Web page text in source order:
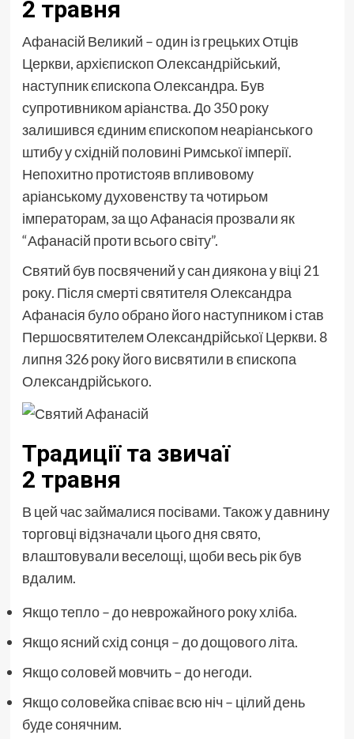
2 травня
Афанасій Великий – один із грецьких Отців
Церкви, архієпископ Олександрійський,
наступник єпископа Олександра. Був
супротивником аріанства. До 350 року
залишився єдиним єпископом неаріанського
штибу у східній половині Римської імперії.
Непохитно протистояв впливовому
аріанському духовенству та чотирьом
імператорам, за що Афанасія прозвали як
“Афанасій проти всього світу”.
Святий був посвячений у сан диякона у віці 21
року. Після смерті святителя Олександра
Афанасія було обрано його наступником і став
Першосвятителем Олександрійської Церкви. 8
липня 326 року його висвятили в єпископа
Олександрійського.
Традиції та звичаї
2 травня
В цей час займалися посівами. Також у давнину
торговці відзначали цього дня свято,
влаштовували веселощі, щоби весь рік був
вдалим.
Якщо тепло – до неврожайного року хліба.
Якщо ясний схід сонця – до дощового літа.
Якщо соловей мовчить – до негоди.
Якщо соловейка співає всю ніч – цілий день
буде сонячним.